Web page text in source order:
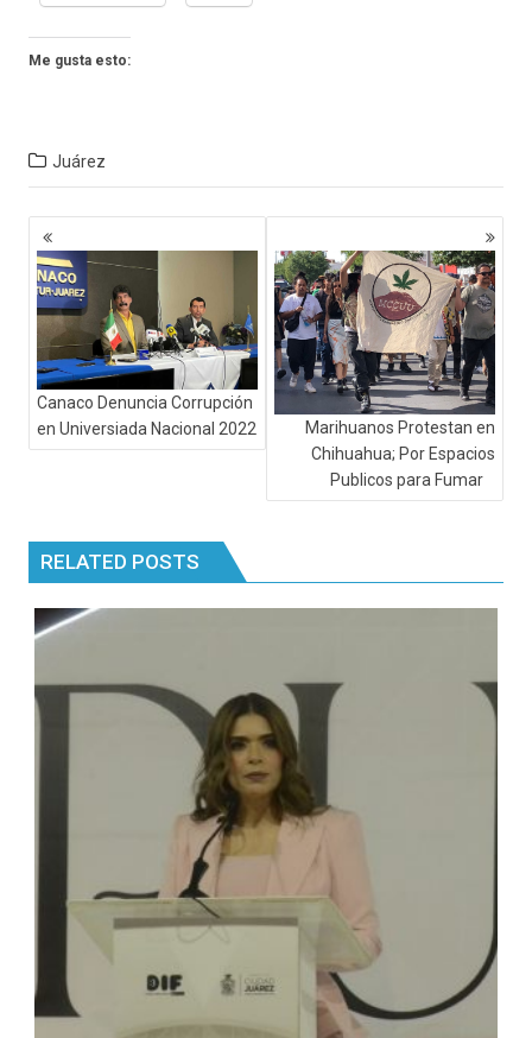
Me gusta esto:
Juárez
Navegación
de
entradas
Canaco Denuncia Corrupción
en Universiada Nacional 2022
Marihuanos Protestan en
Chihuahua; Por Espacios
Publicos para Fumar
RELATED POSTS